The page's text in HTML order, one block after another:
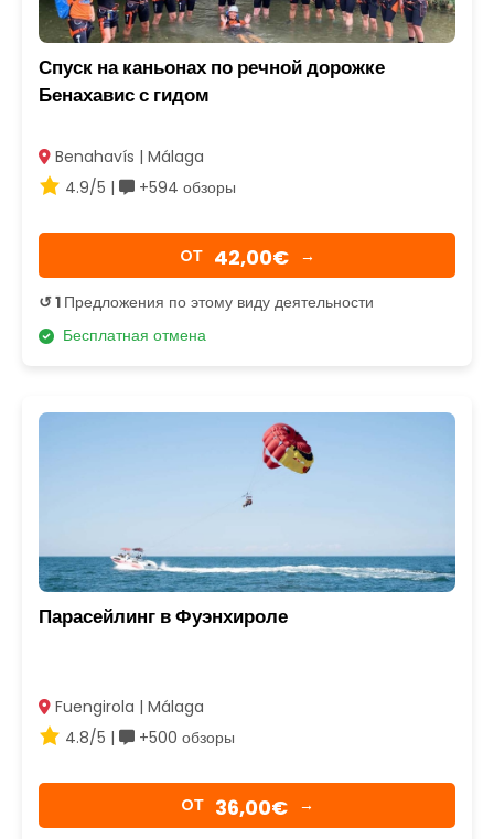
Спуск на каньонах по речной дорожке
Бенахавис с гидом
Benahavís | Málaga
4.9/5 |
+594 обзоры
OТ 42,00€ →
↺ 1 Предложения по этому виду деятельности
Бесплатная отмена
Парасейлинг в Фуэнхироле
Fuengirola | Málaga
4.8/5 |
+500 обзоры
OТ 36,00€ →